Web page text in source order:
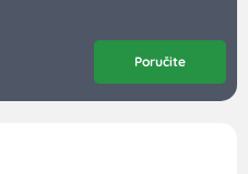
Poručite